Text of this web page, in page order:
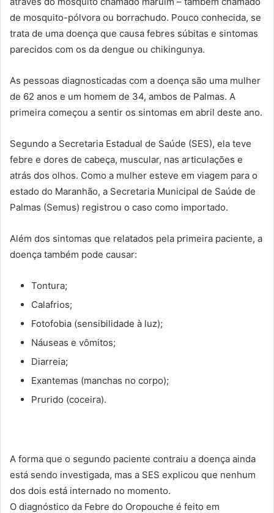
de mosquito-pólvora ou borrachudo. Pouco conhecida, se
trata de uma doença que causa febres súbitas e sintomas
parecidos com os da dengue ou chikingunya.
As pessoas diagnosticadas com a doença são uma mulher
de 62 anos e um homem de 34, ambos de Palmas. A
primeira começou a sentir os sintomas em abril deste ano.
Segundo a Secretaria Estadual de Saúde (SES), ela teve
febre e dores de cabeça, muscular, nas articulações e
atrás dos olhos. Como a mulher esteve em viagem para o
estado do Maranhão, a Secretaria Municipal de Saúde de
Palmas (Semus) registrou o caso como importado.
Além dos sintomas que relatados pela primeira paciente, a
doença também pode causar:
Tontura;
Calafrios;
Fotofobia (sensibilidade à luz);
Náuseas e vômitos;
Diarreia;
Exantemas (manchas no corpo);
Prurido (coceira).
A forma que o segundo paciente contraiu a doença ainda
está sendo investigada, mas a SES explicou que nenhum
dos dois está internado no momento.
O diagnóstico da Febre do Oropouche é feito em